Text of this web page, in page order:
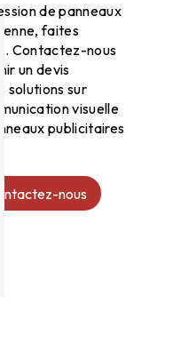
de panneaux
faites
Contactez-nous
un devis
solutions sur
visuelle
publicitaires
nous